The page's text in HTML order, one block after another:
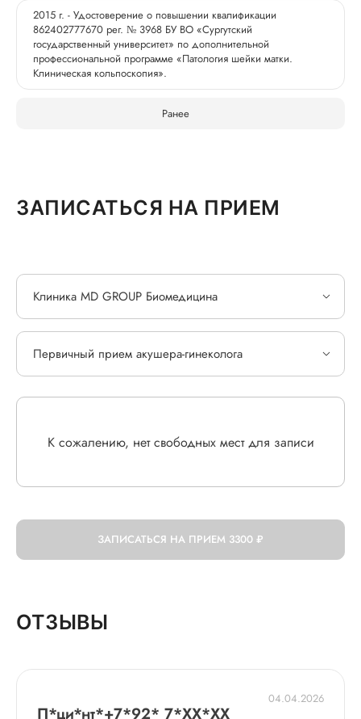
2015 г. - Удостоверение о повышении квалификации
862402777670 рег. № 3968 БУ ВО «Сургутский
государственный университет» по дополнительной
профессиональной программе «Патология шейки матки.
Клиническая кольпоскопия».
Ранее
ЗАПИСАТЬСЯ НА ПРИЕМ
К сожалению, нет свободных мест для записи
Клиника MD GROUP Биомедицина
Первичный прием акушера-гинеколога
ЗАПИСАТЬСЯ НА ПРИЕМ 3300 ₽
ОТЗЫВЫ
04.04.2026
П*ци*нт*+7*92* 7*XX*XX